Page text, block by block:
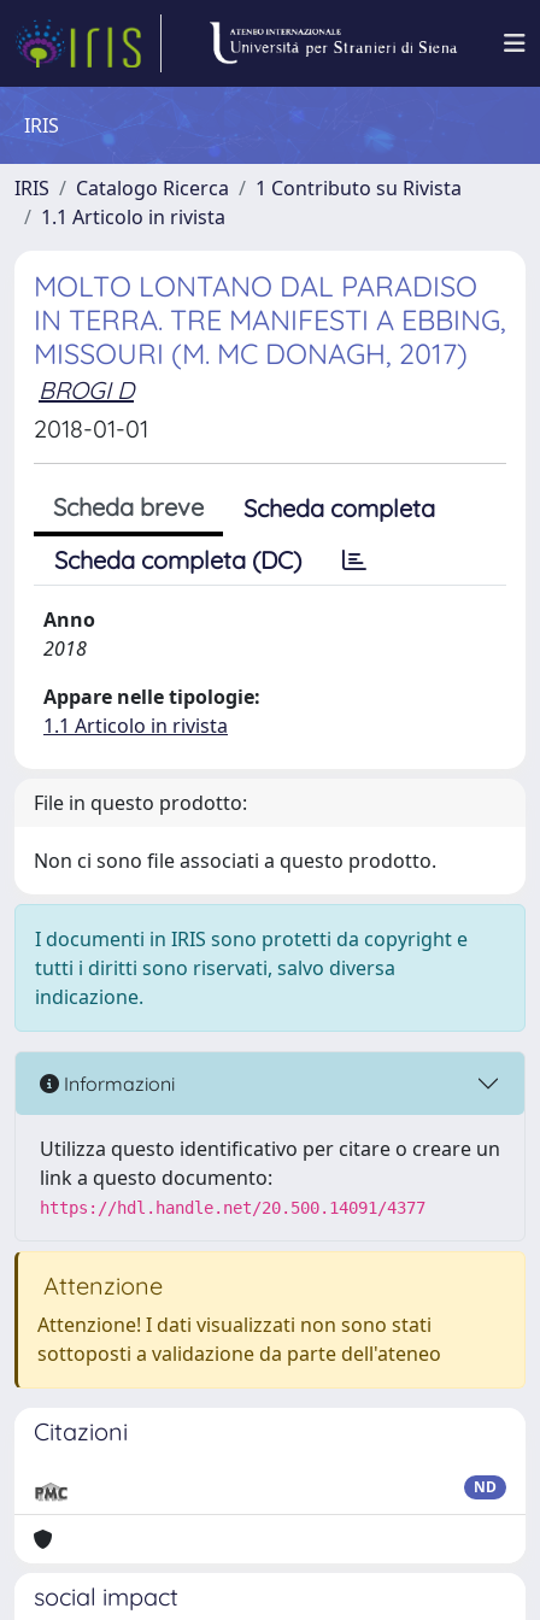
IRIS
IRIS Catalogo Ricerca
1 Contributo su Rivista
1.1 Articolo in rivista
MOLTO LONTANO DAL PARADISO
IN TERRA. TRE MANIFESTI A EBBING,
MISSOURI (M. MC DONAGH, 2017)
BROGI D
2018-01-01
Scheda breve
Scheda completa
Scheda completa (DC)
Anno
2018
Appare nelle tipologie:
1.1 Articolo in rivista
File in questo prodotto:
Non ci sono file associati a questo prodotto.
I documenti in IRIS sono protetti da copyright e
tutti i diritti sono riservati, salvo diversa
indicazione.
Informazioni
Utilizza questo identificativo per citare o creare un
link a questo documento:
https://hdl.handle.net/20.500.14091/4377
Attenzione
Attenzione! I dati visualizzati non sono stati
sottoposti a validazione da parte dell'ateneo
Citazioni
ND
social impact